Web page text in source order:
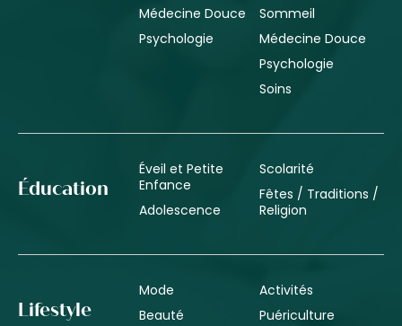
Médecine Douce
Psychologie
Sommeil
Médecine Douce
Psychologie
Soins
Éducation
Éveil et Petite
Enfance
Adolescence
Scolarité
Fêtes / Traditions /
Religion
Lifestyle
Mode
Beauté
Activités
Puériculture